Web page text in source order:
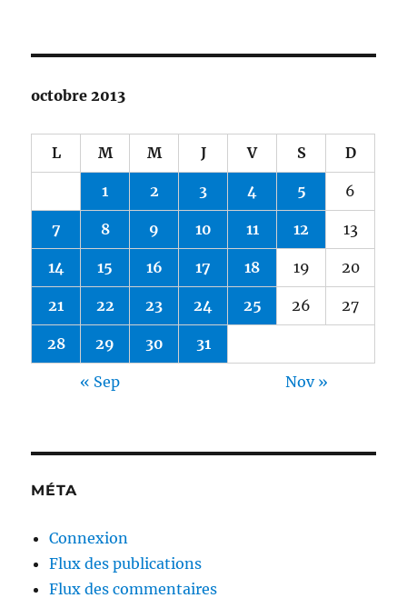
octobre 2013
L M M J V S D
1 2 3 4 5 6
7 8 9 10 11 12 13
14 15 16 17 18 19 20
21 22 23 24 25 26 27
28 29 30 31
« Sep Nov »
MÉTA
Connexion
Flux des publications
Flux des commentaires